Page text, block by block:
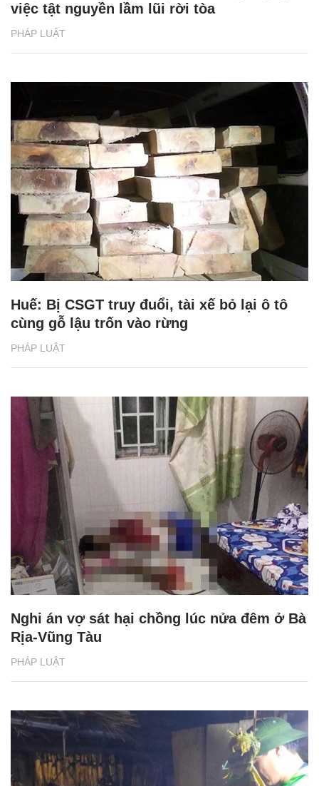
PHÁP LUẬT
việc tật nguyền lầm lũi rời tòa
PHÁP LUẬT
Huế: Bị CSGT truy đuổi, tài xế bỏ lại ô tô
cùng gỗ lậu trốn vào rừng
PHÁP LUẬT
Nghi án vợ sát hại chồng lúc nửa đêm ở Bà
Rịa-Vũng Tàu